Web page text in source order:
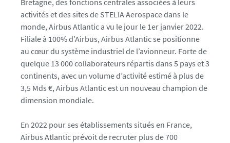
5
4
-
j
p
g
_
c
r
p
Bretagne, des fonctions centrales associées à leurs
activités et des sites de STELIA Aerospace dans le
monde, Airbus Atlantic a vu le jour le 1er janvier 2022.
Filiale à 100% d’Airbus, Airbus Atlantic se positionne
au cœur du système industriel de l’avionneur. Forte de
quelque 13 000 collaborateurs répartis dans 5 pays et 3
continents, avec un volume d’activité estimé à plus de
3,5 Mds €, Airbus Atlantic est un nouveau champion de
dimension mondiale.
En 2022 pour ses établissements situés en France,
Airbus Atlantic prévoit de recruter plus de 700